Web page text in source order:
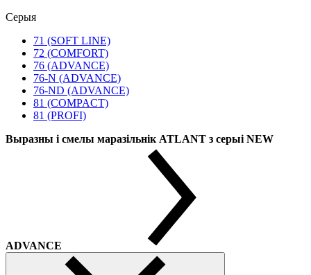
Серыя
71 (SOFT LINE)
72 (COMFORT)
76 (ADVANCE)
76-N (ADVANCE)
76-ND (ADVANCE)
81 (COMPACT)
81 (PROFI)
Выразны і смелы маразільнік ATLANT з серыі NEW
ADVANCE